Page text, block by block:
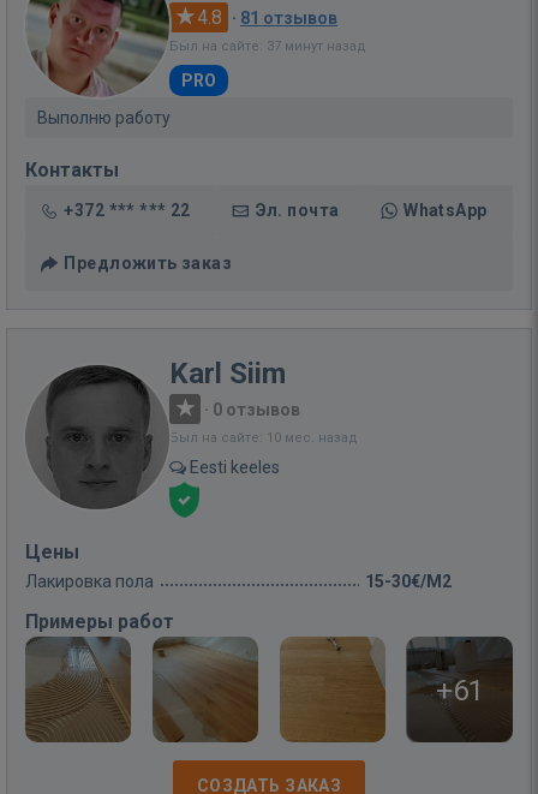
4.8 · 81 отзывов
Был на сайте: 37 минут назад
PRO
Выполню работу
Контакты
+372 *** *** 22 Эл. почта WhatsApp
Предложить заказ
Karl Siim
· 0 отзывов
Был на сайте: 10 мес. назад
Eesti keeles
Цены
Лакировка пола 15-30€/M2
Примеры работ
+61
СОЗДАТЬ ЗАКАЗ